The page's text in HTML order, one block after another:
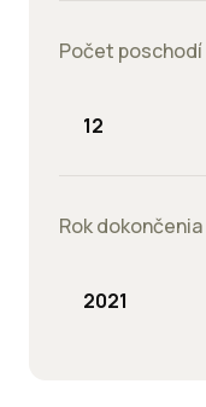
Počet poschodí
12
Rok dokončenia
2021